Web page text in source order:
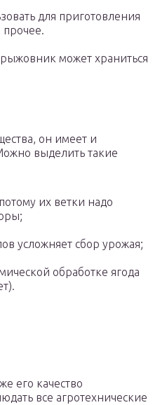
для приготовления
прочее.
может храниться
он имеет и
выделить такие
их ветки надо
усложняет сбор урожая;
обработке ягода
его качество
все агротехнические